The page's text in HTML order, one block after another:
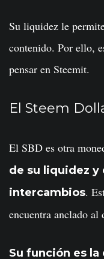
Su liquidez le
contenido. Por ello,
pensar en Steemit.
El Steem
El SBD es otra
de su liquidez
intercambios.
encuentra anclado al
Su función es la